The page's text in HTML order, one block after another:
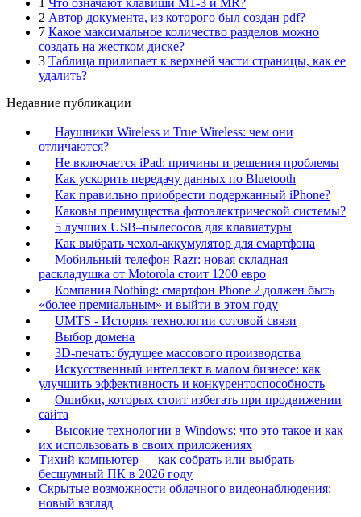
1 Что означают клавиши M1-3 и MR?
2 Автор документа, из которого был создан pdf?
7 Какое максимальное количество разделов можно
создать на жестком диске?
3 Таблица прилипает к верхней части страницы, как ее
удалить?
Недавние публикации
Наушники Wireless и True Wireless: чем они
отличаются?
Не включается iPad: причины и решения проблемы
Как ускорить передачу данных по Bluetooth
Как правильно приобрести подержанный iPhone?
Каковы преимущества фотоэлектрической системы?
5 лучших USB–пылесосов для клавиатуры
Как выбрать чехол-аккумулятор для смартфона
Мобильный телефон Razr: новая складная
раскладушка от Motorola стоит 1200 евро
Компания Nothing: смартфон Phone 2 должен быть
«более премиальным» и выйти в этом году
UMTS - История технологии сотовой связи
Выбор домена
3D-печать: будущее массового производства
Искусственный интеллект в малом бизнесе: как
улучшить эффективность и конкурентоспособность
Ошибки, которых стоит избегать при продвижении
сайта
Высокие технологии в Windows: что это такое и как
их использовать в своих приложениях
Тихий компьютер — как собрать или выбрать
бесшумный ПК в 2026 году
Скрытые возможности облачного видеонаблюдения:
новый взгляд